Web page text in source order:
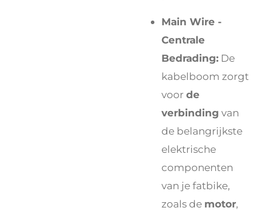
Main Wire -
Centrale
Bedrading: De
kabelboom zorgt
voorde
verbinding van
de belangrijkste
elektrische
componenten
van je fatbike,
zoals de motor,